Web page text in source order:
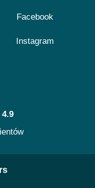
Facebook
Instagram